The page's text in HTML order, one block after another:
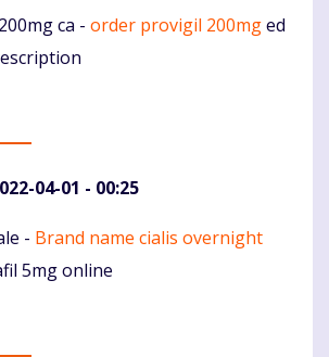
ca - order provigil 200mged
04-01 - 00:25
- Brand name cialis overnight
5mg online